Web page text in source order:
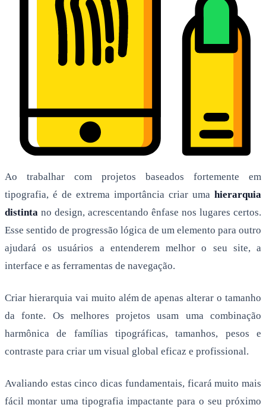
Ao trabalhar com projetos baseados fortemente em
tipografia, é de extrema importância criar uma hierarquia
distinta no design, acrescentando ênfase nos lugares certos.
Esse sentido de progressão lógica de um elemento para outro
ajudará os usuários a entenderem melhor o seu site, a
interface e as ferramentas de navegação.
Criar hierarquia vai muito além de apenas alterar o tamanho
da fonte. Os melhores projetos usam uma combinação
harmônica de famílias tipográficas, tamanhos, pesos e
contraste para criar um visual global eficaz e profissional.
Avaliando estas cinco dicas fundamentais, ficará muito mais
fácil montar uma tipografia impactante para o seu próximo